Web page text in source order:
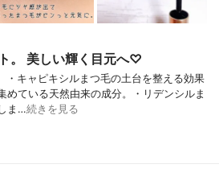
。 美しい輝く目元へ♡
・キャピキシルまつ毛の土台を整える効果
めている天然由来の成分。・リデンシルま
ま…続きを見る